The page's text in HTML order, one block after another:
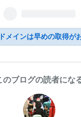
メインは早めの取得が
のブログの読者にな